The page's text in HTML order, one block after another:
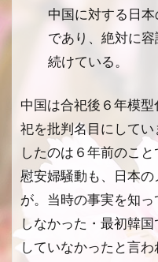
中国に対する日
であり、絶対に
続けている。
中国は合祀後６年模
祀を批判名目にして
したのは６年前のこと
慰安婦騒動も、日本
が。当時の事実を知
しなかった・最初韓
していなかったと言わ